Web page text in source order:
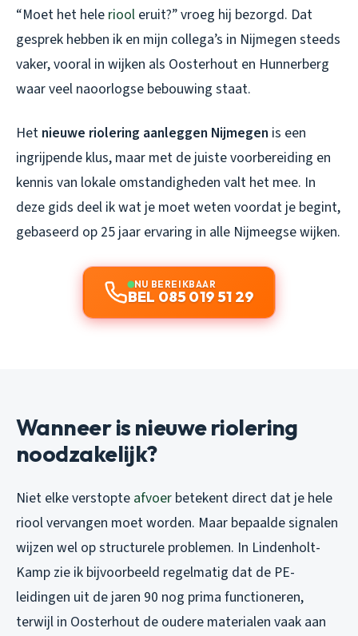
“Moet het hele riool eruit?” vroeg hij bezorgd. Dat
gesprek hebben ik en mijn collega’s in Nijmegen steeds
vaker, vooral in wijken als Oosterhout en Hunnerberg
waar veel naoorlogse bebouwing staat.
Het nieuwe riolering aanleggen Nijmegen is een
ingrijpende klus, maar met de juiste voorbereiding en
kennis van lokale omstandigheden valt het mee. In
deze gids deel ik wat je moet weten voordat je begint,
gebaseerd op 25 jaar ervaring in alle Nijmeegse wijken.
NU BEREIKBAAR
BEL 085 019 51 29
Wanneer is nieuwe riolering
noodzakelijk?
Niet elke verstopte afvoer betekent direct dat je hele
riool vervangen moet worden. Maar bepaalde signalen
wijzen wel op structurele problemen. In Lindenholt-
Kamp zie ik bijvoorbeeld regelmatig dat de PE-
leidingen uit de jaren 90 nog prima functioneren,
terwijl in Oosterhout de oudere materialen vaak aan